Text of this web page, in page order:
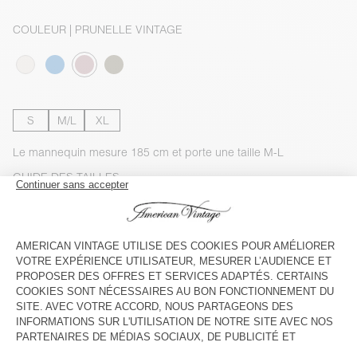
COULEUR | PRUNELLE VINTAGE
S M/L XL
Le mannequin mesure 185 cm et porte une taille M-L
GUIDE DES TAILLES
entre le mardi 11 août et le jeudi 13 août
VOIR LA DISPONIBILITE EN MAGASIN
VOIR LE LOOK